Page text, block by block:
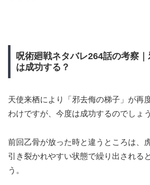
呪術廻戦ネタバレ264話の考察
は成功する？
天使来栖により「邪去侮の梯子」が再
わけですが、今度は成功するのでしょう
前回乙骨が放った時と違うところは、
引き裂かれやすい状態で繰り出される
う。